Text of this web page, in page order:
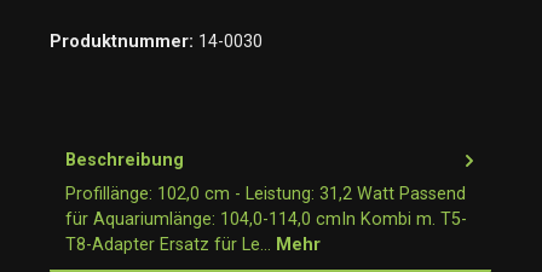
Produktnummer: 14-0030
Beschreibung
Profillänge: 102,0 cm - Leistung: 31,2 Watt Passend
für Aquariumlänge: 104,0-114,0 cmIn Kombi m. T5-
T8-Adapter Ersatz für Le… Mehr